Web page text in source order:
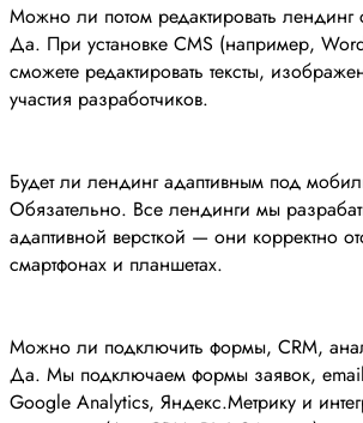
Можно ли потом редактировать лендинг
Да. При установке CMS (например,
сможете редактировать тексты,
участия разработчиков.
Будет ли лендинг адаптивным под
Обязательно. Все лендинги мы
адаптивной версткой — они корректно
смартфонах и планшетах.
Можно ли подключить формы, CRM,
Да. Мы подключаем формы заявок,
Google Analytics, Яндекс.Метрику и